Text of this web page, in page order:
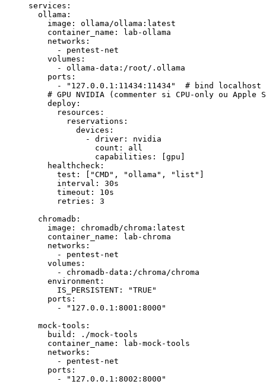
services :
  ollama
:
    image
: ollama/ollama:latest
    container_name
: lab-ollama
    networks
:
      -
pentest-net
    volumes
:
      -
ollama-data:/root/.ollama
    ports
:
      -
"127.0.0.1:11434:11434"
# bind localhost
# GPU NVIDIA (commenter si CPU-only ou Apple
    deploy
:
      resources
:
        reservations
:
          devices
:
            -
driver : nvidia
              count
: all
              capabilities
: [gpu ]
    healthcheck
:
      test
: [ "CMD" , "ollama" , "list" ]
      interval
: 30s
      timeout
: 10s
      retries
: 3
  chromadb
:
    image
: chromadb/chroma:latest
    container_name
: lab-chroma
    networks
:
      -
pentest-net
    volumes
:
      -
chromadb-data:/chroma/chroma
    environment
:
      IS_PERSISTENT
:
"TRUE"
    ports
:
      -
"127.0.0.1:8001:8000"
  mock-tools
:
    build
:
./mock-tools
    container_name
: lab-mock-tools
    networks
:
      -
pentest-net
    ports
:
      -
"127.0.0.1:8002:8000"